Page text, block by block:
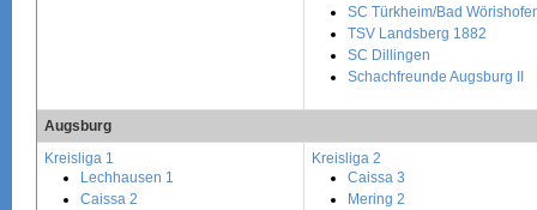
SC Türkheim/Bad
TSV Landsberg 1882
SC Dillingen
Schachfreunde Augsburg II
Augsburg
Kreisliga 1
Lechhausen 1
Caissa 2
Kreisliga 2
Caissa 3
Mering 2